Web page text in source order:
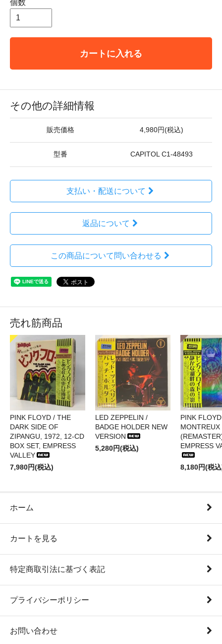
個数
カートに入れる
その他の詳細情報
販売価格 4,980円(税込)
型番 CAPITOL C1-48493
支払い・配送について
返品について
この商品について問い合わせる
売れ筋商品
PINK FLOYD / THE
DARK SIDE OF
ZIPANGU, 1972, 12-CD
BOX SET, EMPRESS
VALLEY
7,980円(税込)
LED ZEPPELIN /
BADGE HOLDER NEW
VERSION
5,280円(税込)
PINK
EMPRESS
8,180円(税
ホーム
カートを見る
特定商取引法に基づく表記
プライバシーポリシー
お問い合わせ